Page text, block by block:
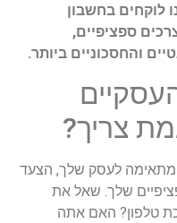
לוקחים בחשבון
ספציפיים,
והחסכוניים ביותר.
צריך?
לעסק שלך, הצעד
שלך. שאל את
טלפון? האם אתה